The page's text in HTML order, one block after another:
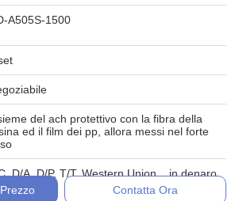
A505S-1500
del ach protettivo con la fibra della
ed il film dei pp, allora messi nel forte
D/A, D/P, T/T, Western Union, , in denaro,
Contatta Ora